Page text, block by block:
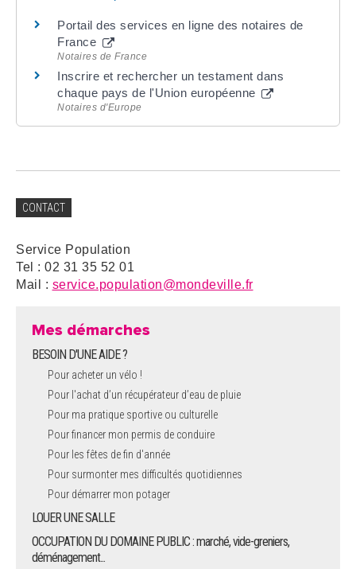
Portail des services en ligne des notaires de
France
Notaires de France
Inscrire et rechercher un testament dans
chaque pays de l'Union européenne
Notaires d'Europe
CONTACT
Service Population
Tel : 02 31 35 52 01
Mail : service.population@mondeville.fr
Mes démarches
BESOIN D'UNE AIDE ?
Pour acheter un vélo !
Pour l'achat d’un récupérateur d’eau de pluie
Pour ma pratique sportive ou culturelle
Pour financer mon permis de conduire
Pour les fêtes de fin d'année
Pour surmonter mes difficultés quotidiennes
Pour démarrer mon potager
LOUER UNE SALLE
OCCUPATION DU DOMAINE PUBLIC : marché, vide-greniers,
déménagement...